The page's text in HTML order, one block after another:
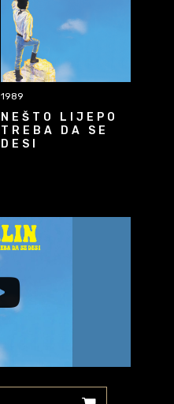
1989
NEŠTO LIJEPO
TREBA DA SE
DESI